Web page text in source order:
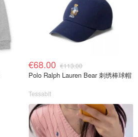
€68.00 €113.00
Polo Ralph Lauren Bear 刺绣棒球帽
Tessabit